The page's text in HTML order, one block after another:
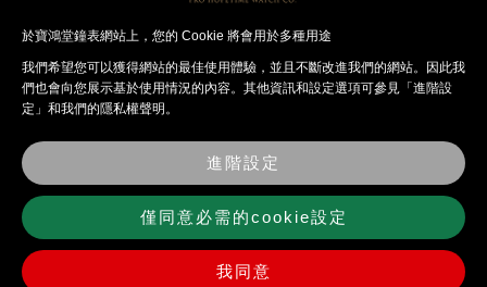
經銷品牌
法律聲明
聯絡我們
於寶鴻堂鐘表網站上，您的 Cookie 將會用於多種用途
我們希望您可以獲得網站的最佳使⽤體驗，並且不斷改進我們的網站。因此我
們也會向您展⽰基於使⽤情況的內容。其他資訊和設定選項可參見「進階設
定」和我們的隱私權聲明。
進階設定
僅同意必需的cookie設定
我同意